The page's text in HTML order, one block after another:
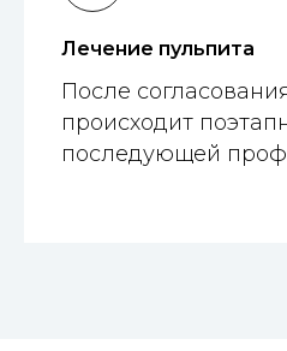
Лечение пульпита
После
происходит
последующей